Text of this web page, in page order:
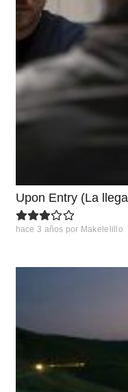
Upon Entry (La
hace 3 años por Makelelillo